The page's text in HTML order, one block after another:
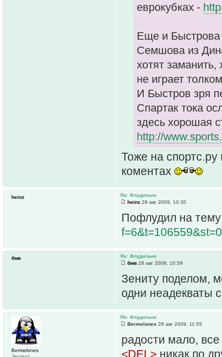
еврокубках -
Еще и
Семшова из
хотят заманить,
не играет
И Быстров зря
Спартак тока
здесь хорошая
http://
Тоже на спортс.ру
коментах
Re: Флудильня
heinz 28 авг 2009, 10:30
Пофлудил на
heinz
Re: Флудильня
бмв 28 авг 2009, 10:59
Зениту поделом,
одни неадекваты
бмв
Re: Флудильня
Bermelones 28 авг 2009, 11:55
радости мало,
<DEL> никак по
Bermelones